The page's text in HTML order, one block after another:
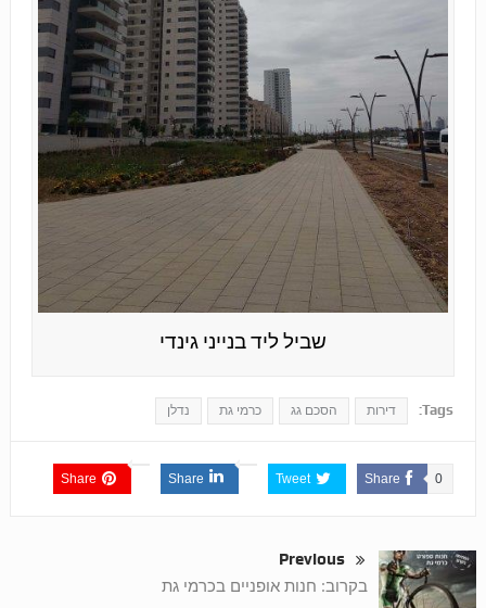
שביל ליד בנייני גינדי
Tags: דירות הסכם גג כרמי גת נדלן
Share 0
Tweet
Share
Share
Previous
בקרוב: חנות אופניים בכרמי גת